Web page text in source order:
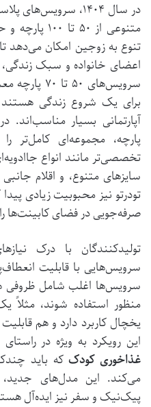
در سال ۱۴۰۴،
متنوعی از
تنوع به زوجین امکان می‌دهد
اعضای خانواده و سبک
سرویس‌های
برای یک شروع زندگی
پارچه، مجموعه‌ای کامل‌تر
تخصصی‌تر مانند انواع
سایزهای متنوع، و اقلام
تودرتو نیز محبوبیت زیادی
صرفه‌جویی در فضای کابینت‌ها
تولیدکنندگان با درک
سرویس‌هایی با قابلیت
سرویس‌ها اغلب شامل ظروفی
منظور استفاده شوند،
یخچال کاربرد دارد و هم
این رویکرد به ویژه در راستای
غذاخوری کودک که باید
می‌کند. این مدل‌های جدید،
پیک‌نیک و سفر نیز ایده‌آل